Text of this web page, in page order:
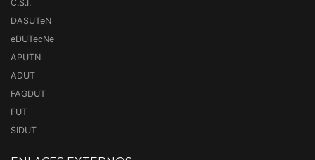
C.S.I.
DASUTeN
eDUTecNe
APUTN
ADUT
FAGDUT
FUT
SIDUT